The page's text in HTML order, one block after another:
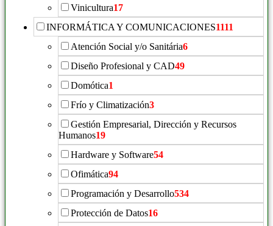
Vinicultura17
INFORMÁTICA Y COMUNICACIONES1111
Atención Social y/o Sanitária6
Diseño Profesional y CAD49
Domótica1
Frío y Climatización3
Gestión Empresarial, Dirección y Recursos
Humanos19
Hardware y Software54
Ofimática94
Programación y Desarrollo534
Protección de Datos16